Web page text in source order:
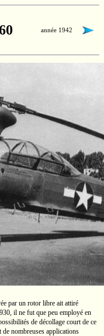
année 1942
par un rotor libre ait attiré
il ne fut que peu employé en
de décollage court de ce
de nombreuses applications